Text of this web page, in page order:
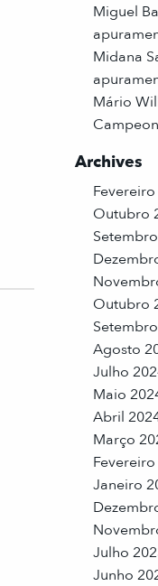
Miguel
Midana
Mário
Archives
Outubro
Outubro
Agosto
Julho
Maio
Abril
Março
Janeiro
Julho
Junho